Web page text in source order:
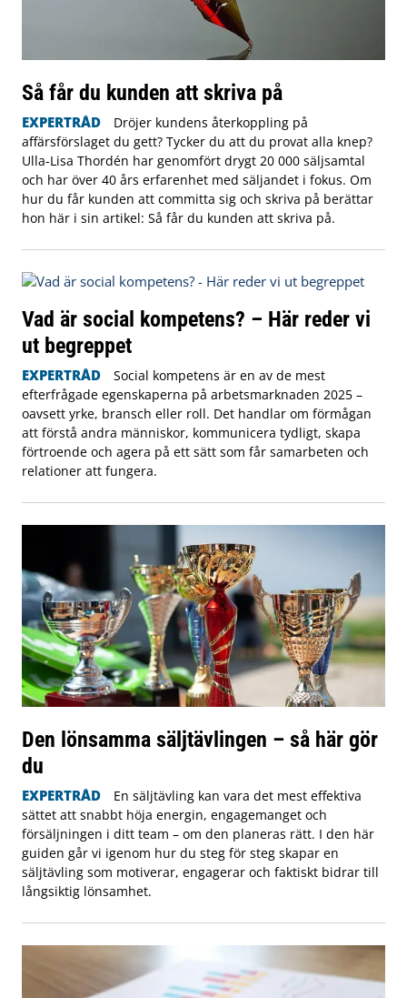
Så får du kunden att skriva på
EXPERTRÅD
Dröjer kundens återkoppling på
affärsförslaget du gett? Tycker du att du provat alla knep?
Ulla-Lisa Thordén har genomfört drygt 20 000 säljsamtal
och har över 40 års erfarenhet med säljandet i fokus. Om
hur du får kunden att committa sig och skriva på berättar
hon här i sin artikel: Så får du kunden att skriva på.
Vad är social kompetens? – Här reder vi
ut begreppet
EXPERTRÅD
Social kompetens är en av de mest
efterfrågade egenskaperna på arbetsmarknaden 2025 –
oavsett yrke, bransch eller roll. Det handlar om förmågan
att förstå andra människor, kommunicera tydligt, skapa
förtroende och agera på ett sätt som får samarbeten och
relationer att fungera.
Den lönsamma säljtävlingen – så här gör
du
EXPERTRÅD
En säljtävling kan vara det mest effektiva
sättet att snabbt höja energin, engagemanget och
försäljningen i ditt team – om den planeras rätt. I den här
guiden går vi igenom hur du steg för steg skapar en
säljtävling som motiverar, engagerar och faktiskt bidrar till
långsiktig lönsamhet.